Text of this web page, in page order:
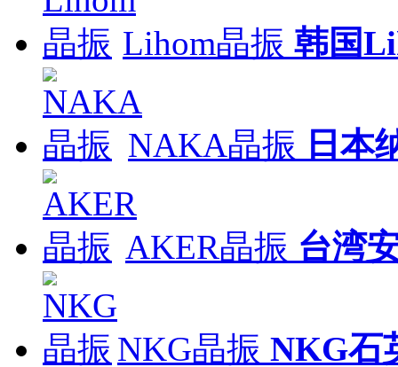
Lihom晶振 韩国
NAKA晶振 日本
AKER晶振 台湾
NKG晶振 NKG石